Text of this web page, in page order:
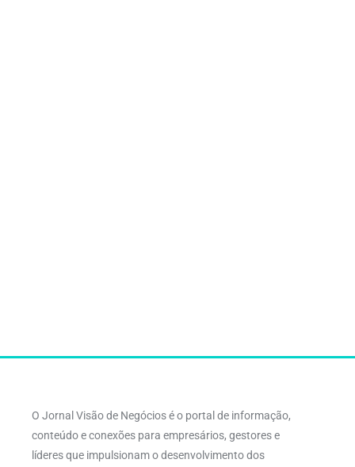
O Jornal Visão de Negócios é o portal de informação,
conteúdo e conexões para empresários, gestores e
líderes que impulsionam o desenvolvimento dos